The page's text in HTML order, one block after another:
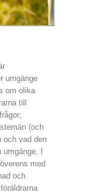
umgänge
om olika
till
(och
och vad den
I
med
och